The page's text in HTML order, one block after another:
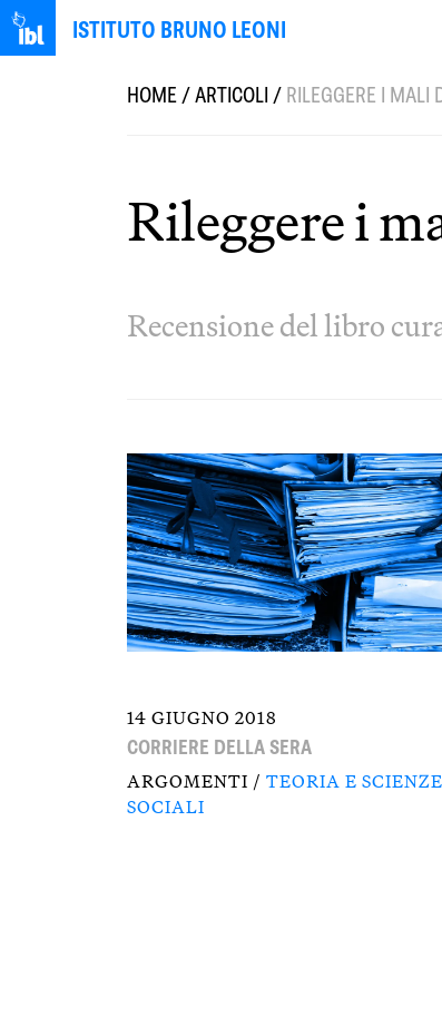
ISTITUTO BRUNO LEONI
HOME/ARTICOLI/RILEGGERE I MALI
Rileggere i
Recensione del libro
14 GIUGNO 2018
CORRIERE DELLA SERA
ARGOMENTI / TEORIA E SCIENZE
SOCIALI